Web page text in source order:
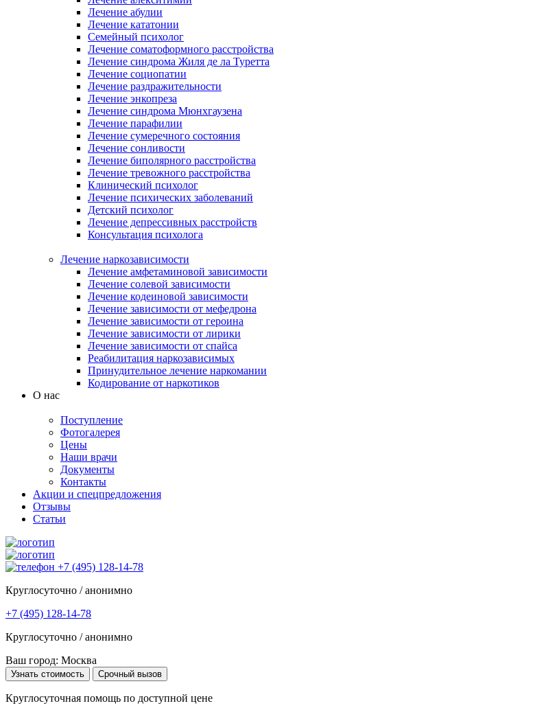
Лечение абулии
Лечение кататонии
Семейный психолог
Лечение соматоформного расстройства
Лечение синдрома Жиля де ла Туретта
Лечение социопатии
Лечение раздражительности
Лечение энкопреза
Лечение синдрома Мюнхгаузена
Лечение парафилии
Лечение сумеречного состояния
Лечение сонливости
Лечение биполярного расстройства
Лечение тревожного расстройства
Клинический психолог
Лечение психических заболеваний
Детский психолог
Лечение депрессивных расстройств
Консультация психолога
Лечение наркозависимости
Лечение амфетаминовой зависимости
Лечение солевой зависимости
Лечение кодеиновой зависимости
Лечение зависимости от мефедрона
Лечение зависимости от героина
Лечение зависимости от лирики
Лечение зависимости от спайса
Реабилитация наркозависимых
Принудительное лечение наркомании
Кодирование от наркотиков
О нас
Поступление
Фотогалерея
Цены
Наши врачи
Документы
Контакты
Акции и спецпредложения
Отзывы
Статьи
+7 (495) 128-14-78
Круглосуточно / анонимно
+7 (495) 128-14-78
Круглосуточно / анонимно
Ваш город: Москва
Узнать стоимость Срочный вызов
Круглосуточная помощь по доступной цене